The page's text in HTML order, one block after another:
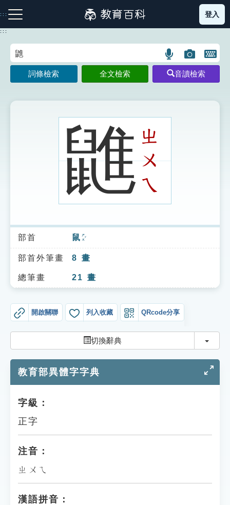
到
主
:::
注音索引圖示 筆畫索引圖示 部首索引表圖示
索引選單
知識索引
單字索引
貓頭鷹博士
登入
:::
語
言
搜
示
圖
片
搜
開
鍵
圖
詞條檢索 全文檢索 音讀檢索
䶆ㄓ
ㄨ
ㄟ
部首 鼠 ㄕㄨˇ
部首外筆畫 8 畫
總筆畫 21 畫
開啟關聯 列入收藏 QRcode分享
切換辭典 切換
教育部異體字字典
字級：
正字
注音：
ㄓㄨㄟ
漢語拼音：